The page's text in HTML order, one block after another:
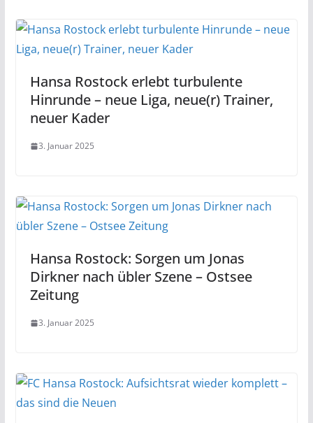
Hansa Rostock erlebt turbulente
Hinrunde – neue Liga, neue(r) Trainer,
neuer Kader
3. Januar 2025
Hansa Rostock: Sorgen um Jonas
Dirkner nach übler Szene – Ostsee
Zeitung
3. Januar 2025